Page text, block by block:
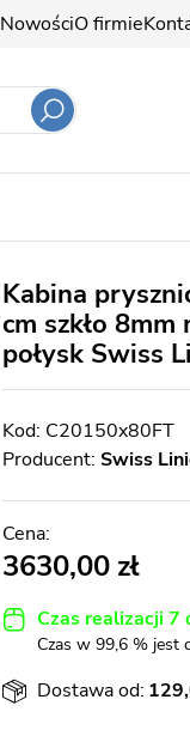
NowościO firmie
Kabina
cm szkło
połysk Swiss
C20150x80FT
Producent: Swiss
3630,00
Czas realizacji 7
Czas w 99,6 % jest
Dostawa od: